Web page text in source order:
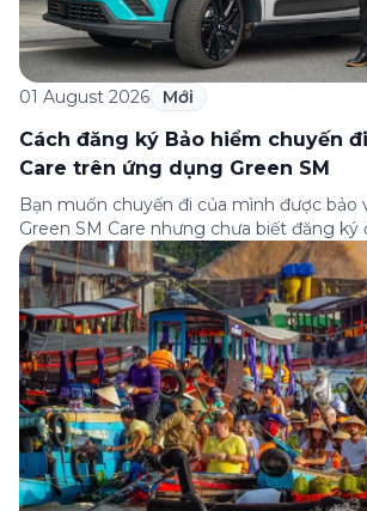
01 August 2026 Mới
Cách đăng ký Bảo hiểm chuyến
Care trên ứng dụng Green SM
Bạn muốn chuyến đi của mình được bảo
Green SM Care nhưng chưa biết đăng ký
dưới đây sẽ hướng dẫn chi tiết cách
gia) gói bảo hiểm này ngay trên ứng
những lưu ý quan trọng trước khi […]